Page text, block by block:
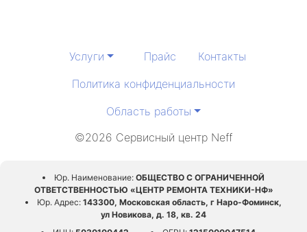
Услуги Прайс
Контакты
Политика конфиденциальности
Область работы
©2026 Сервисный центр Neff
Юр. Наименование: ОБЩЕСТВО С ОГРАНИЧЕННОЙ
ОТВЕТСТВЕННОСТЬЮ «ЦЕНТР РЕМОНТА ТЕХНИКИ-НФ»
Юр. Адрес: 143300, Московская область, г Наро-Фоминск,
ул Новикова, д. 18, кв. 24